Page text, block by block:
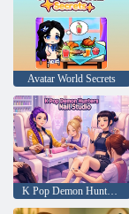
Avatar World Secrets
K Pop Demon Hunters Nail Studio